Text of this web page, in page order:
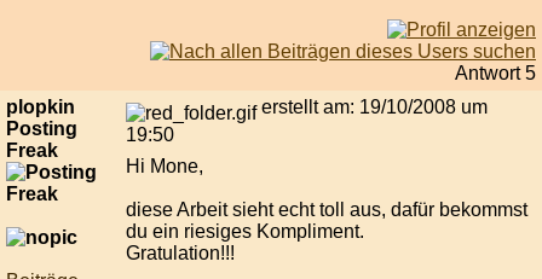
Antwort 5
plopkin
Posting
Freak
erstellt am: 19/10/2008 um
19:50
Hi Mone,
diese Arbeit sieht echt toll aus, dafür bekommst
du ein riesiges Kompliment.
Gratulation!!!